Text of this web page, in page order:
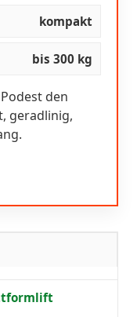
kompakt
bis 300 kg
den
geradlinig,